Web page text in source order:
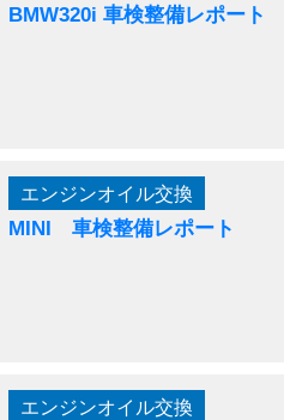
BMW320i 車検整備レポート
エンジンオイル交換
MINI 車検整備レポート
エンジンオイル交換